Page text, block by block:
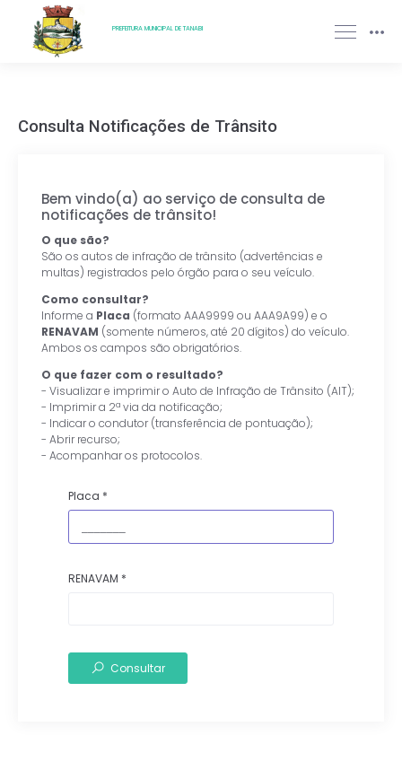
PREFEITURA MUNICIPAL DE TANABI
Consulta Notificações de Trânsito
Bem vindo(a) ao serviço de consulta de
notificações de trânsito!
O que são?
São os autos de infração de trânsito (advertências e
multas) registrados pelo órgão para o seu veículo.
Como consultar?
Informe a Placa (formato AAA9999 ou AAA9A99) e o
RENAVAM (somente números, até 20 dígitos) do veículo.
Ambos os campos são obrigatórios.
O que fazer com o resultado?
- Visualizar e imprimir o Auto de Infração de Trânsito (AIT);
- Imprimir a 2ª via da notificação;
- Indicar o condutor (transferência de pontuação);
- Abrir recurso;
- Acompanhar os protocolos.
Placa *
RENAVAM *
Consultar